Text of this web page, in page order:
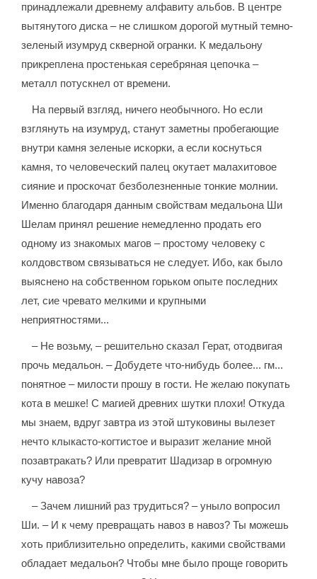
принадлежали древнему алфавиту альбов. В центре
вытянутого диска – не слишком дорогой мутный темно-
зеленый изумруд скверной огранки. К медальону
прикреплена простенькая серебряная цепочка –
металл потускнел от времени.
На первый взгляд, ничего необычного. Но если
взглянуть на изумруд, станут заметны пробегающие
внутри камня зеленые искорки, а если коснуться
камня, то человеческий палец окутает малахитовое
сияние и проскочат безболезненные тонкие молнии.
Именно благодаря данным свойствам медальона Ши
Шелам принял решение немедленно продать его
одному из знакомых магов – простому человеку с
колдовством связываться не следует. Ибо, как было
выяснено на собственном горьком опыте последних
лет, сие чревато мелкими и крупными
неприятностями...
– Не возьму, – решительно сказал Герат, отодвигая
прочь медальон. – Добудете что-нибудь более... гм...
понятное – милости прошу в гости. Не желаю покупать
кота в мешке! С магией древних шутки плохи! Откуда
мы знаем, вдруг завтра из этой штуковины вылезет
нечто клыкасто-когтистое и выразит желание мной
позавтракать? Или превратит Шадизар в огромную
кучу навоза?
– Зачем лишний раз трудиться? – уныло вопросил
Ши. – И к чему превращать навоз в навоз? Ты можешь
хоть приблизительно определить, какими свойствами
обладает медальон? Чтобы мне было проще говорить